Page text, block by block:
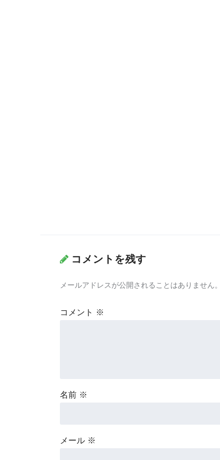
コメントを残す
メールアドレスが公開されることはありません
コメント ※
名前 ※
メール ※